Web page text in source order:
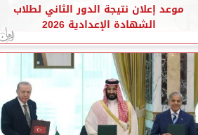
موعد إعلان نتيجة الدور الثاني لطلاب
الشهادة الإعدادية 2026